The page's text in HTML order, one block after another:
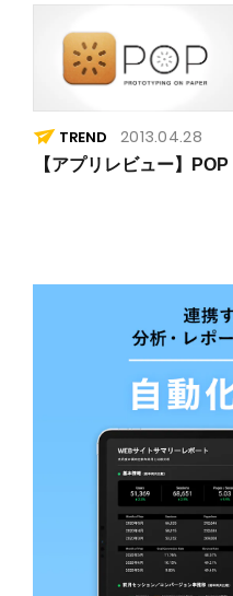
TREND 2013.04.28
【アプリレビュー】POP